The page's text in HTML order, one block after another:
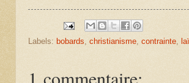
Labels: bobards, christianisme, contrainte,